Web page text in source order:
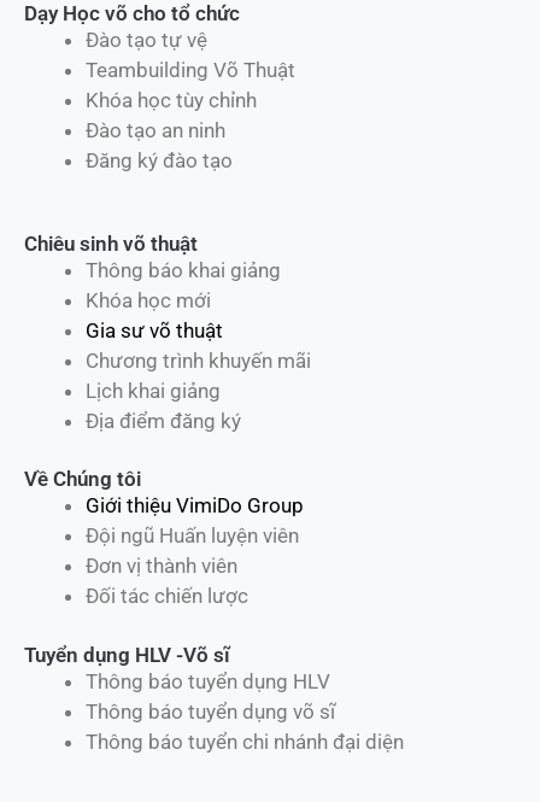
Dạy Học võ cho tổ chức
Đào tạo tự vệ
Teambuilding Võ Thuật
Khóa học tùy chỉnh
Đào tạo an ninh
Đăng ký đào tạo
Chiêu sinh võ thuật
Thông báo khai giảng
Khóa học mới
Gia sư võ thuật
Chương trình khuyến mãi
Lịch khai giảng
Địa điểm đăng ký
Về Chúng tôi
Giới thiệu VimiDo Group
Đội ngũ Huấn luyện viên
Đơn vị thành viên
Đối tác chiến lược
Tuyển dụng HLV -Võ sĩ
Thông báo tuyển dụng HLV
Thông báo tuyển dụng võ sĩ
Thông báo tuyển chi nhánh đại diện